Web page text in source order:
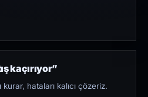
kaçırıyor”
hataları kalıcı çözeriz.